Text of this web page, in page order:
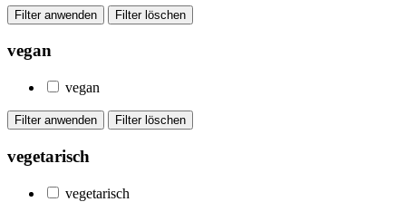
vegan
vegan
vegetarisch
vegetarisch